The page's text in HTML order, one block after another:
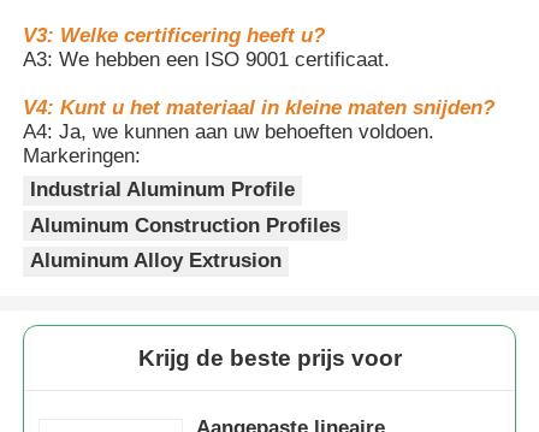
Kwaliteitscontrole
Neem contact met ons op
Nieuws
Offerte Aanvragen
Extrusiealuminiumprofielen
Aluminiumkeukenprofielen
Voordelen
hoekstukken en bouten, met een
efficiëntie die 50% hoger is dan de
3. De accessoires van het
Europese standaardsysteem zijn
toepasbaar. Het is erg handig om
structuur aan te passen.
4. Het oppervlak is glad en vlak. Na
industriële als decoratieve
scenario's worden gebruikt.
V3: Welke certificering heeft u?
A3: We hebben een ISO 9001 certificaat.
V4: Kunt u het materiaal in kleine maten snijden?
A4: Ja, we kunnen aan uw behoeften voldoen.
Markeringen:
Industrial Aluminum Profile
Aluminum Construction Profiles
Aluminum Alloy Extrusion
Krijg de beste prijs voor